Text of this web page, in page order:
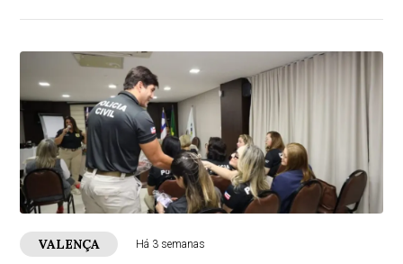
VALENÇA Há 3 semanas